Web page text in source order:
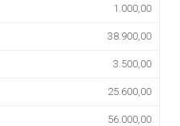
1.000,00
38.900,00
3.500,00
25.600,00
56.000,00